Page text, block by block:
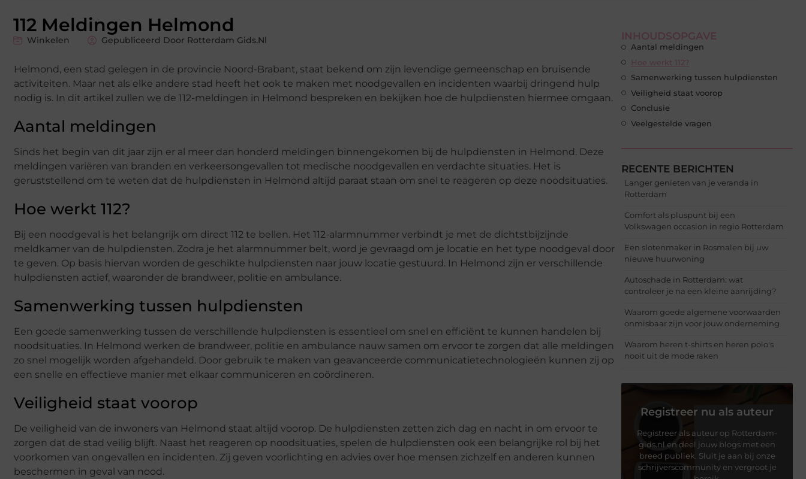
112 Meldingen Helmond
Winkelen Gepubliceerd Door Rotterdam Gids.nl
Helmond, een stad gelegen in de provincie Noord-Brabant, staat bekend om zijn levendige gemeenschap en bruisende
activiteiten. Maar net als elke andere stad heeft het ook te maken met noodgevallen en incidenten waarbij dringend hulp
nodig is. In dit artikel zullen we de 112-meldingen in Helmond bespreken en bekijken hoe de hulpdiensten hiermee omgaan.
Aantal meldingen
Sinds het begin van dit jaar zijn er al meer dan honderd meldingen binnengekomen bij de hulpdiensten in Helmond. Deze
meldingen variëren van branden en verkeersongevallen tot medische noodgevallen en verdachte situaties. Het is
geruststellend om te weten dat de hulpdiensten in Helmond altijd paraat staan om snel te reageren op deze noodsituaties.
Hoe werkt 112?
Bij een noodgeval is het belangrijk om direct 112 te bellen. Het 112-alarmnummer verbindt je met de dichtstbijzijnde
meldkamer van de hulpdiensten. Zodra je het alarmnummer belt, word je gevraagd om je locatie en het type noodgeval door
te geven. Op basis hiervan worden de geschikte hulpdiensten naar jouw locatie gestuurd. In Helmond zijn er verschillende
hulpdiensten actief, waaronder de brandweer, politie en ambulance.
Samenwerking tussen hulpdiensten
Een goede samenwerking tussen de verschillende hulpdiensten is essentieel om snel en efficiënt te kunnen handelen bij
noodsituaties. In Helmond werken de brandweer, politie en ambulance nauw samen om ervoor te zorgen dat alle meldingen
zo snel mogelijk worden afgehandeld. Door gebruik te maken van geavanceerde communicatietechnologieën kunnen zij op
een snelle en effectieve manier met elkaar communiceren en coördineren.
Veiligheid staat voorop
De veiligheid van de inwoners van Helmond staat altijd voorop. De hulpdiensten zetten zich dag en nacht in om ervoor te
zorgen dat de stad veilig blijft. Naast het reageren op noodsituaties, spelen de hulpdiensten ook een belangrijke rol bij het
voorkomen van ongevallen en incidenten. Zij geven voorlichting en advies over hoe mensen zichzelf en anderen kunnen
beschermen in geval van nood.
INHOUDSOPGAVE
Aantal meldingen
Hoe werkt 112?
Samenwerking tussen hulpdiensten
Veiligheid staat voorop
Conclusie
Veelgestelde vragen
RECENTE BERICHTEN
Langer genieten van je veranda in
Rotterdam
Comfort als pluspunt bij een
Volkswagen occasion in regio Rotterdam
Een slotenmaker in Rosmalen bij uw
nieuwe huurwoning
Autoschade in Rotterdam: wat
controleer je na een kleine aanrijding?
Waarom goede algemene voorwaarden
onmisbaar zijn voor jouw onderneming
Waarom heren t-shirts en heren polo's
nooit uit de mode raken
Registreer nu als auteur
Registreer als auteur op Rotterdam-
gids.nl en deel jouw blogs met een
breed publiek. Sluit je aan bij onze
schrijverscommunity en vergroot je